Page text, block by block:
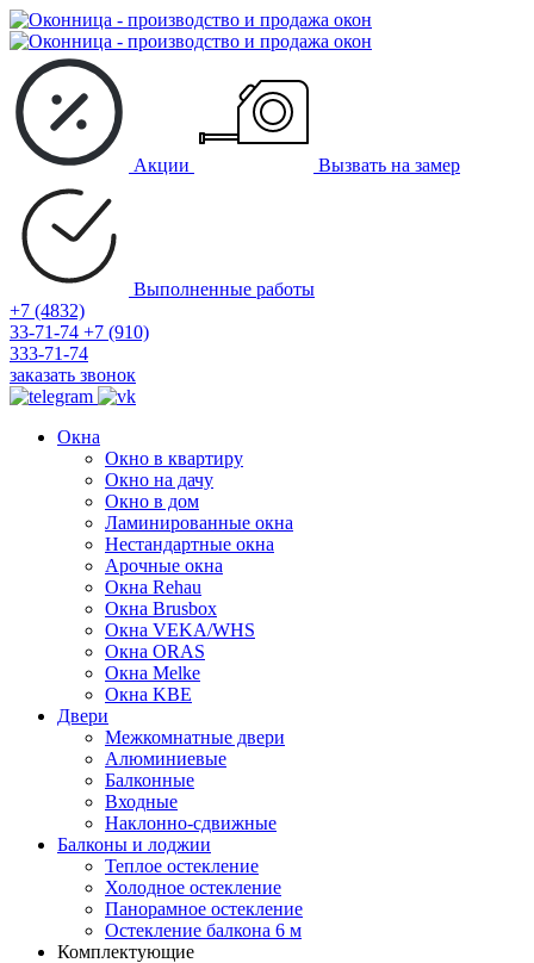
Акции Вызвать на замер
Выполненные работы
+7 (4832)
33-71-74 +7 (910)
333-71-74
заказать звонок
Окна
Окно в квартиру
Окно на дачу
Окно в дом
Ламинированные окна
Нестандартные окна
Арочные окна
Окна Rehau
Окна Brusbox
Окна VEKA/WHS
Окна ОRAS
Окна Melke
Окна KBE
Двери
Межкомнатные двери
Алюминиевые
Балконные
Входные
Наклонно-сдвижные
Балконы и лоджии
Теплое остекление
Холодное остекление
Панорамное остекление
Остекление балкона 6 м
Комплектующие